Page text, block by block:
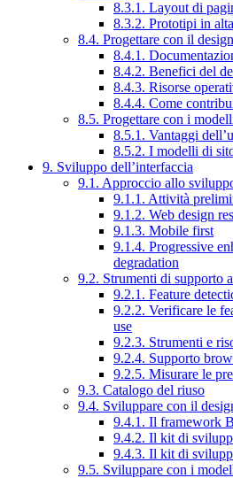
8.3.1. Layout di
8.3.2. Prototipi in
8.4. Progettare con il
8.4.1.
8.4.2. Benefici del
8.4.3. Risorse
8.4.4. Come
8.5. Progettare con i
8.5.1. Vantaggi
8.5.2. I modelli di
9. Sviluppo dell’interfaccia
9.1. Approccio allo
9.1.1. Attività
9.1.2. Web design
9.1.3. Mobile first
9.1.4. Progressive
degradation
9.2. Strumenti di supporto
9.2.1. Feature
9.2.2. Verificare le
use
9.2.3. Strumenti e
9.2.4. Supporto
9.2.5. Misurare le
9.3. Catalogo del riuso
9.4. Sviluppare con il
9.4.1. Il framework
9.4.2. Il kit di
9.4.3. Il kit di
9.5. Sviluppare con i